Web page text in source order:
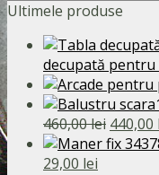
Ultimele produse
decupată
460,00lei Prețul
inițial
440,00
Prețul
29,00 lei